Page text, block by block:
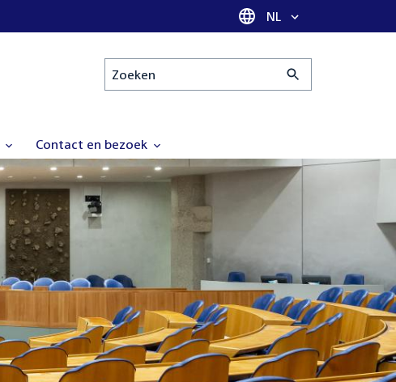
Taal selectie
NL
Zoeken
Contact en bezoek